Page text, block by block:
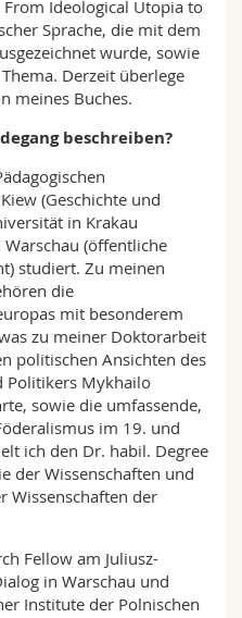
Ideological Utopia to
Sprache, die mit dem
wurde, sowie
Derzeit überlege
meines Buches.
beschreiben?
(Geschichte und
in Krakau
Warschau (öffentliche
studiert. Zu meinen
die
mit besonderem
zu meiner Doktorarbeit
politischen Ansichten des
Politikers Mykhailo
sowie die umfassende,
im 19. und
ich den Dr. habil. Degree
der Wissenschaften und
Wissenschaften der
Fellow am Juliusz-
in Warschau und
Institute der Polnischen